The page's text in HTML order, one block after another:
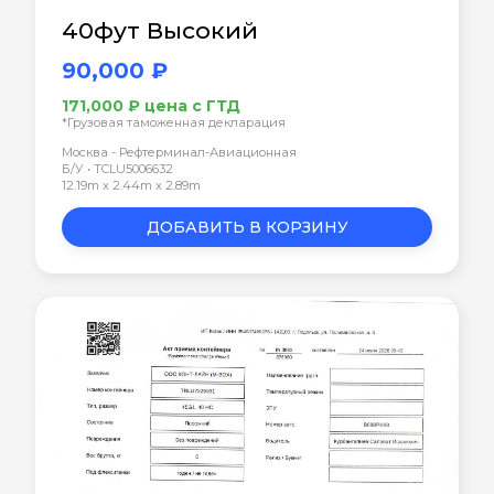
40фут Высокий
90,000 ₽
171,000 ₽ цена с ГТД
*Грузовая таможенная декларация
Москва - Рефтерминал-Авиационная
Б/У • TCLU5006632
12.19m x 2.44m x 2.89m
ДОБАВИТЬ В КОРЗИНУ